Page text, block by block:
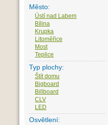
Město:
Ústí nad Labem
Bílina
Krupka
Litoměřice
Most
Teplice
Typ plochy:
Štít domu
Bigboard
Billboard
CLV
LED
Osvětlení: